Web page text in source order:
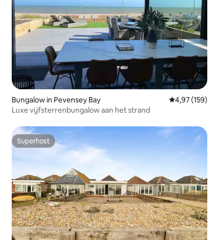
Bungalow in Pevensey Bay Gemiddelde
4,97 (159)
Luxe vijfsterrenbungalow aan het strand
Superhost
Superhost